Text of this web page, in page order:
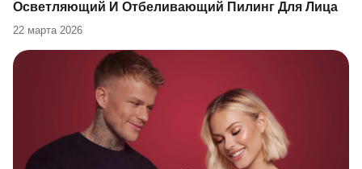
Осветляющий И Отбеливающий Пилинг Для Лица
22 марта 2026